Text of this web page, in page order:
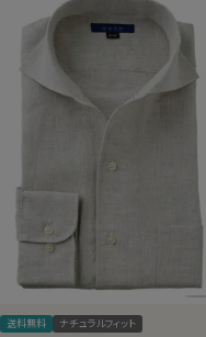
送料無料 ナチュラルフィット